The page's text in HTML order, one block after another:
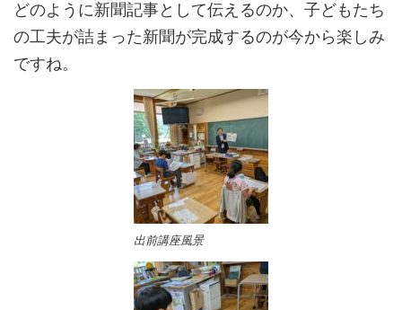
どのように新聞記事として伝えるのか、子どもたち
の工夫が詰まった新聞が完成するのが今から楽しみ
ですね。
出前講座風景